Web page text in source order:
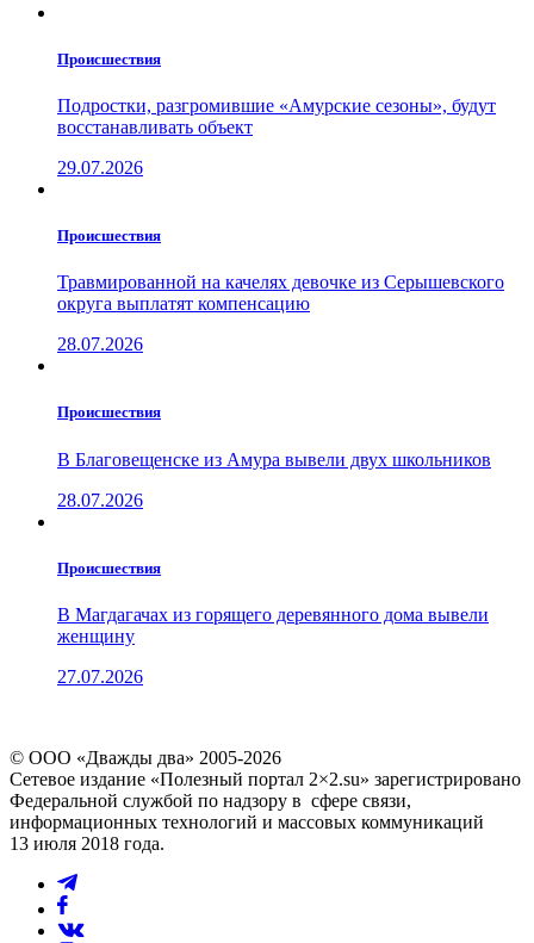
Проиcшествия
Подростки, разгромившие «Амурские сезоны», будут
восстанавливать объект
29.07.2026
Проиcшествия
Травмированной на качелях девочке из Серышевского
округа выплатят компенсацию
28.07.2026
Проиcшествия
В Благовещенске из Амура вывели двух школьников
28.07.2026
Проиcшествия
В Магдагачах из горящего деревянного дома вывели
женщину
27.07.2026
© ООО «Дважды два» 2005-2026
Сетевое издание «Полезный портал 2×2.su» зарегистрировано
Федеральной службой по надзору в сфере связи,
информационных технологий и массовых коммуникаций
13 июля 2018 года.